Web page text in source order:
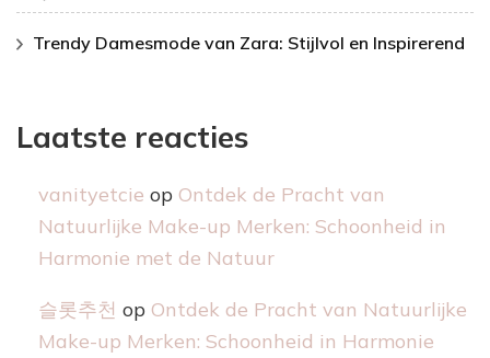
Trendy Damesmode van Zara: Stijlvol en Inspirerend
Laatste reacties
vanityetcie op Ontdek de Pracht van
Natuurlijke Make-up Merken: Schoonheid in
Harmonie met de Natuur
슬롯추천 op Ontdek de Pracht van Natuurlijke
Make-up Merken: Schoonheid in Harmonie